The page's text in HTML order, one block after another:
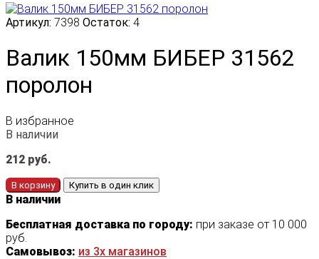
Артикул: 7398 Остаток: 4
Валик 150мм БИБЕР 31562
поролон
В избранное
В наличии
212 руб.
В корзину Купить в один клик
В наличии
Бесплатная доставка по городу: при заказе от 10 000
руб.
Самовывоз: из 3х магазинов